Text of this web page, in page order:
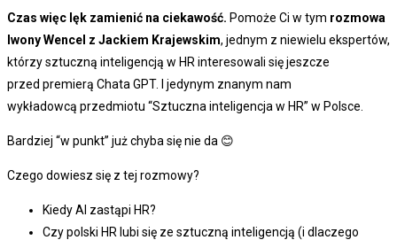
Czas więc lęk zamienić na ciekawość. Pomoże Ci w tym rozmowa
Iwony Wencel z Jackiem Krajewskim, jednym z niewielu ekspertów,
którzy sztuczną inteligencją w HR interesowali się jeszcze
przed premierą Chata GPT. I jedynym znanym nam
wykładowcą przedmiotu “Sztuczna inteligencja w HR” w Polsce.
Bardziej “w punkt” już chyba się nie da 😊
Czego dowiesz się z tej rozmowy?
Kiedy AI zastąpi HR?
Czy polski HR lubi się ze sztuczną inteligencją (i dlaczego